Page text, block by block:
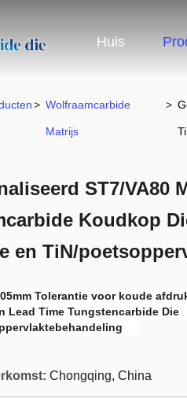
Huis
> Wolfraamcarbide
Matrijs
>
ST7/VA80
Koudkop
en TiN/
Tolerantie voor koude
Lead Time Tungstencarbide Die
Chongqing, China